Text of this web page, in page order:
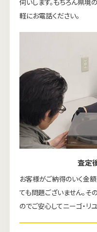
伺いします。もちろん県境
軽にお電話ください。
査定
お客様がご納得のいく金
ても問題ございません。
のでご安心してニーゴ・リ